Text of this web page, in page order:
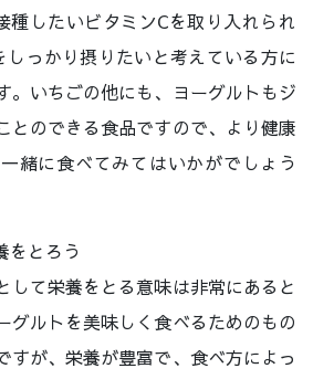
種したいビタミンCを取り入れられ
しっかり摂りたいと考えている方に
。いちごの他にも、ヨーグルトもジ
とのできる食品ですので、より健康
緒に食べてみてはいかがでしょう
をとろう
して栄養をとる意味は非常にあると
グルトを美味しく食べるためのもの
すが、栄養が豊富で、食べ方によっ